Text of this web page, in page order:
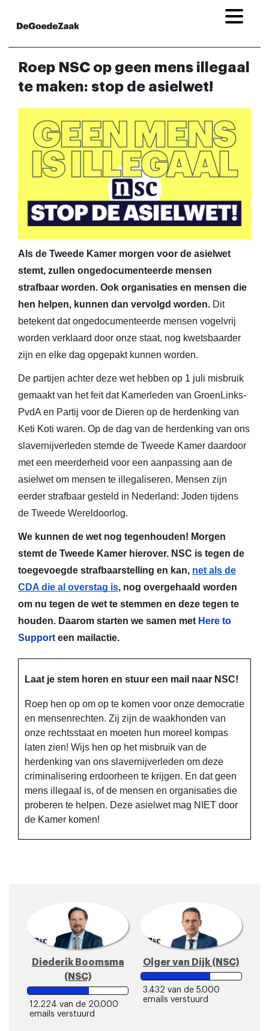
Roep NSC op geen mens illegaal
te maken: stop de asielwet!
Als de Tweede Kamer morgen voor de asielwet
stemt, zullen ongedocumenteerde mensen
strafbaar worden. Ook organisaties en mensen die
hen helpen, kunnen dan vervolgd worden. Dit
betekent dat ongedocumenteerde mensen vogelvrij
worden verklaard door onze staat, nog kwetsbaarder
zijn en elke dag opgepakt kunnen worden.
De partijen achter deze wet hebben op 1 juli misbruik
gemaakt van het feit dat Kamerleden van GroenLinks-
PvdA en Partij voor de Dieren op de herdenking van
Keti Koti waren. Op de dag van de herdenking van ons
slavernijverleden stemde de Tweede Kamer daardoor
met een meerderheid voor een aanpassing aan de
asielwet om mensen te illegaliseren. Mensen zijn
eerder strafbaar gesteld in Nederland: Joden tijdens
de Tweede Wereldoorlog.
We kunnen de wet nog tegenhouden! Morgen
stemt de Tweede Kamer hierover. NSC is tegen de
toegevoegde strafbaarstelling en kan, net als de
CDA die al overstag is, nog overgehaald worden
om nu tegen de wet te stemmen en deze tegen te
houden. Daarom starten we samen met Here to
Support een mailactie.
Laat je stem horen en stuur een mail naar NSC!
Roep hen op om op te komen voor onze democratie
en mensenrechten. Zij zijn de waakhonden van
onze rechtsstaat en moeten hun moreel kompas
laten zien! Wijs hen op het misbruik van de
herdenking van ons slavernijverleden om deze
criminalisering erdoorheen te krijgen. En dat geen
mens illegaal is, of de mensen en organisaties die
proberen te helpen. Deze asielwet mag NIET door
de Kamer komen!
Diederik Boomsma
(NSC)
12.224 van de 20.000
emails verstuurd
Olger van Dijk (NSC)
3.432 van de 5.000
emails verstuurd